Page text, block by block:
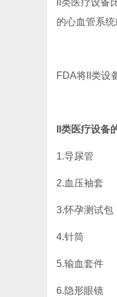
II类医疗设
的心血管系
FDA将II类设
II类医疗设备
1.导尿管
2.血压袖套
3.怀孕测试包
4.针筒
5.输血套件
6.隐形眼镜